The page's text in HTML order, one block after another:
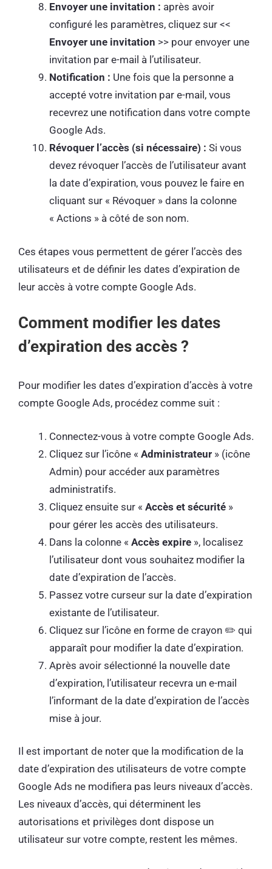
Envoyer une invitation : après avoir
configuré les paramètres, cliquez sur <<
Envoyer une invitation >> pour envoyer une
invitation par e-mail à l’utilisateur.
Notification : Une fois que la personne a
accepté votre invitation par e-mail, vous
recevrez une notification dans votre compte
Google Ads.
Révoquer l’accès (si nécessaire) : Si vous
devez révoquer l’accès de l’utilisateur avant
la date d’expiration, vous pouvez le faire en
cliquant sur « Révoquer » dans la colonne
« Actions » à côté de son nom.
Ces étapes vous permettent de gérer l’accès des
utilisateurs et de définir les dates d’expiration de
leur accès à votre compte Google Ads.
Comment modifier les dates
d’expiration des accès ?
Pour modifier les dates d’expiration d’accès à votre
compte Google Ads, procédez comme suit :
Connectez-vous à votre compte Google Ads.
Cliquez sur l’icône « Administrateur » (icône
Admin) pour accéder aux paramètres
administratifs.
Cliquez ensuite sur « Accès et sécurité »
pour gérer les accès des utilisateurs.
Dans la colonne « Accès expire », localisez
l’utilisateur dont vous souhaitez modifier la
date d’expiration de l’accès.
Passez votre curseur sur la date d’expiration
existante de l’utilisateur.
Cliquez sur l’icône en forme de crayon ✏️ qui
apparaît pour modifier la date d’expiration.
Après avoir sélectionné la nouvelle date
d’expiration, l’utilisateur recevra un e-mail
l’informant de la date d’expiration de l’accès
mise à jour.
Il est important de noter que la modification de la
date d’expiration des utilisateurs de votre compte
Google Ads ne modifiera pas leurs niveaux d’accès.
Les niveaux d’accès, qui déterminent les
autorisations et privilèges dont dispose un
utilisateur sur votre compte, restent les mêmes.